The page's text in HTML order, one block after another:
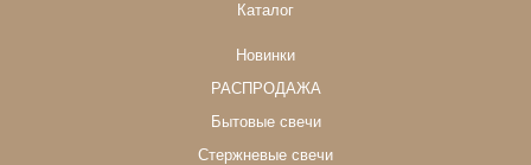
Каталог
Новинки
РАСПРОДАЖА
Бытовые свечи
Стержневые свечи